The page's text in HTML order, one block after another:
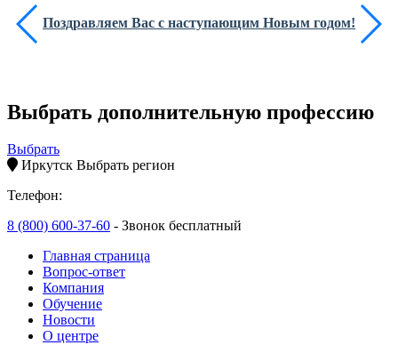
Поздравляем Вас с наступающим Новым годом!
Выбрать дополнительную профессию
Выбрать
Иркутск Выбрать регион
Телефон:
8 (800) 600-37-60 - Звонок бесплатный
Главная страница
Вопрос-ответ
Компания
Обучение
Новости
О центре